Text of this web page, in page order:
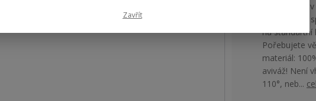
Obal na
pro všechny
na standartní
Pořebujete
materiál:
aviváž! Není
110°, neb...
Zavřít